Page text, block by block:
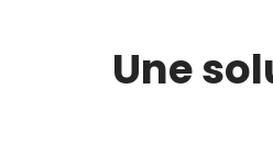
Une